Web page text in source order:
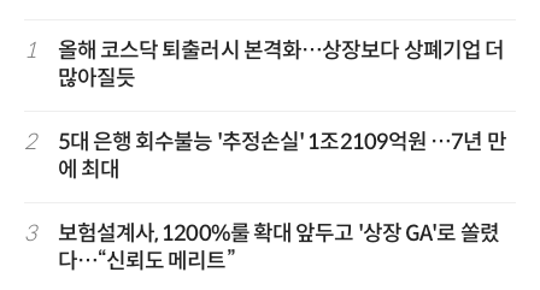
1
올해 코스닥 퇴출러시 본격화…상장보다 상폐기업 더
많아질듯
2
5대 은행 회수불능 '추정손실' 1조2109억원 …7년 만
에 최대
3
보험설계사, 1200%룰 확대 앞두고 '상장 GA'로 쏠렸
다…“신뢰도 메리트”